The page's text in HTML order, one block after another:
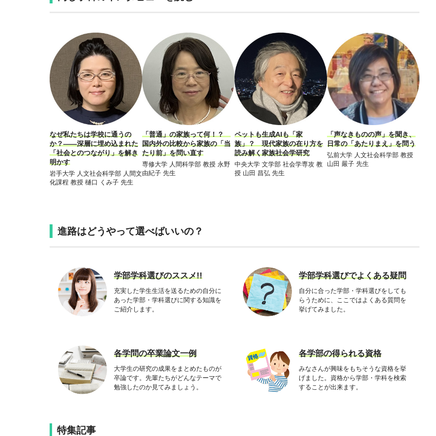
なぜ私たちは学校に通うの
か？――深層に埋め込まれた
「社会とのつながり」を解き
明かす
岩手大学 人文社会科学部 人間文
化課程 教授 樋口 くみ子 先生
「普通」の家族って何！？
国内外の比較から家族の「当
たり前」を問い直す
専修大学 人間科学部 教授 永野
由紀子 先生
ペットも生成AIも「家
族」？ 現代家族の在り方を
読み解く家族社会学研究
中央大学 文学部 社会学専攻 教
授 山田 昌弘 先生
「声なきものの声」を聞き、
日常の「あたりまえ」を問う
弘前大学 人文社会科学部 教授
山田 嚴子 先生
進路はどうやって選べばいいの？
学部学科選びのススメ!!
充実した学生生活を送るための自分に
あった学部・学科選びに関する知識を
ご紹介します。
学部学科選びでよくある疑問
自分に合った学部・学科選びをしても
らうために、ここではよくある質問を
挙げてみました。
各学問の卒業論文一例
大学生の研究の成果をまとめたものが
卒論です。先輩たちがどんなテーマで
勉強したのか見てみましょう。
各学部の得られる資格
みなさんが興味をもちそうな資格を挙
げました。資格から学部・学科を検索
することが出来ます。
特集記事